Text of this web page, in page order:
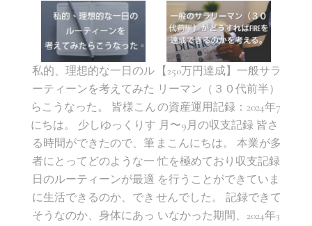
私的、理想的な一日のル
ーティーンを考えてみた
らこうなった。 皆様こん
にちは。 少しゆっくりす
る時間ができたので、筆
者にとってどのような一
日のルーティーンが最適
に生活できるのか、でき
そうなのか、身体にあっ
【250万円達成】一般サラ
リーマン（３０代前半）
の資産運用記録：2024年7
月〜9月の収支記録 皆さ
まこんにちは。 本業が多
忙を極めており収支記録
を行うことができていま
せんでした。 記録できて
いなかった期間、2024年3